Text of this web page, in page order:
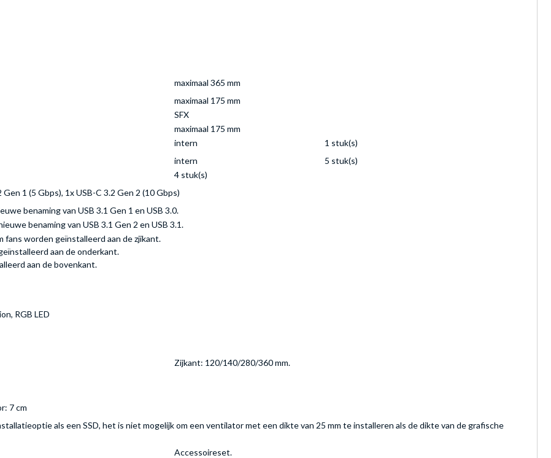
maximaal 365 mm
maximaal 175 mm
SFX
maximaal 175 mm
intern
1 stuk(s)
intern
5 stuk(s)
4 stuk(s)
1 (5 Gbps), 1x USB-C 3.2 Gen 2 (10 Gbps)
benaming van USB 3.1 Gen 1 en USB 3.0.
benaming van USB 3.1 Gen 2 en USB 3.1.
fans worden geïnstalleerd aan de zjikant.
aan de onderkant.
aan de bovenkant.
RGB LED
Zijkant: 120/140/280/360 mm.
7 cm
als een SSD, het is niet mogelijk om een ventilator met een dikte van 25 mm te installeren als de dikte van de grafische
Accessoireset.